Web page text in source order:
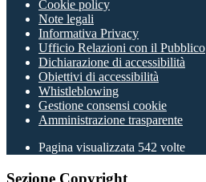
Cookie policy
Note legali
Informativa Privacy
Ufficio Relazioni con il Pubblico
Dichiarazione di accessibilità
Obiettivi di accessibilità
Whistleblowing
Gestione consensi cookie
Amministrazione trasparente
Pagina visualizzata 542 volte
Sezione Copyright